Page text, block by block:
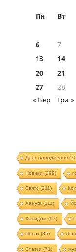
Пн Вт
6
7
13
14
20
21
27
28
« Бер
Тра »
День народження
Новини (299)
Свято (211)
Ханука (111)
Хасидізм (97)
Песах(85)
Статьи (71)